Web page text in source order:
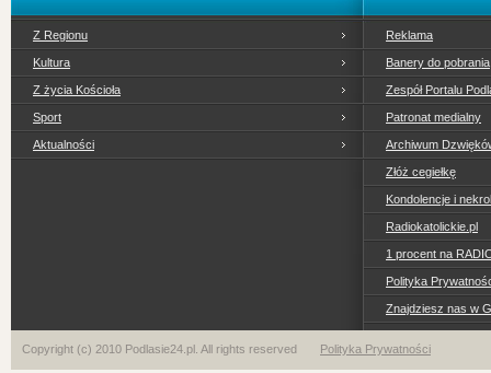
Z Regionu
Kultura
Z życia Kościoła
Sport
Aktualności
Reklama
Banery do pobrania
Zespół Portalu
Patronat medialny
Archiwum
Złóż cegiełkę
Kondolencje i
Radiokatolickie.pl
1 procent na
Polityka
Znajdziesz nas w
Copyright (c) 2010 Podlasie24.pl. All rights reserved Polityka Prywatności